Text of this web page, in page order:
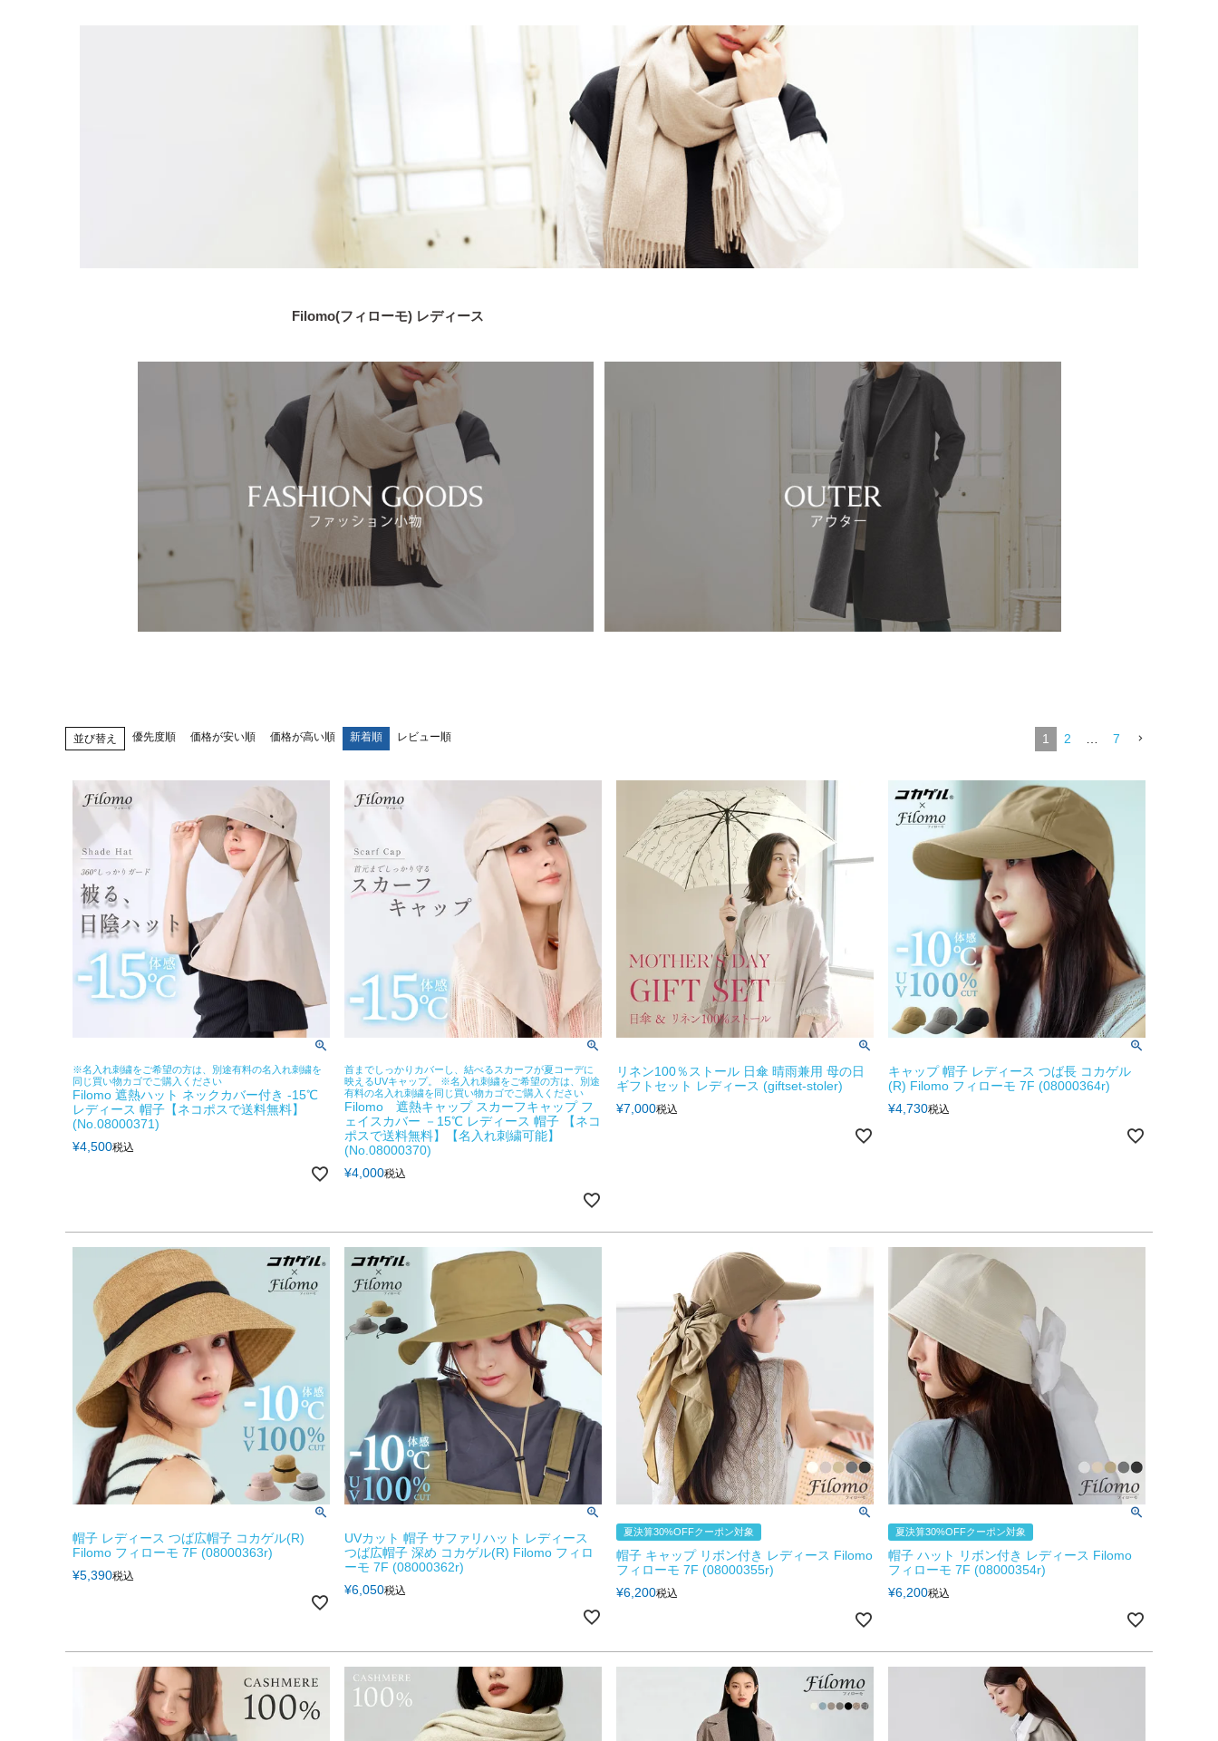
Filomo(フィローモ) レディース
並び替え 優先度順 価格が安い順 価格が高い順 新着順 レビュー順 1 2 7
※名入れ刺繍をご希望の方は、別途有料の名入れ刺繍を
同じ買い物カゴでご購入ください
Filomo 遮熱ハット ネックカバー付き -15℃
レディース 帽子【ネコポスで送料無料】
(No.08000371)
¥4,500税込
首までしっかりカバーし、結べるスカーフが夏コーデに
映えるUVキャップ。 ※名入れ刺繍をご希望の方は、別途
有料の名入れ刺繍を同じ買い物カゴでご購入ください
Filomo 遮熱キャップ スカーフキャップ フ
ェイスカバー －15℃ レディース 帽子 【ネコ
ポスで送料無料】【名入れ刺繍可能】
(No.08000370)
¥4,000税込
リネン100％ストール 日傘 晴雨兼用 母の日
ギフトセット レディース (giftset-stoler)
¥7,000税込
キャップ 帽子 レディース つば長 コカゲル
(R) Filomo フィローモ 7F (08000364r)
¥4,730税込
帽子 レディース つば広帽子 コカゲル(R)
Filomo フィローモ 7F (08000363r)
¥5,390税込
UVカット 帽子 サファリハット レディース
つば広帽子 深め コカゲル(R) Filomo フィロ
ーモ 7F (08000362r)
¥6,050税込
夏決算30%OFFクーポン対象
帽子 キャップ リボン付き レディース Filomo
フィローモ 7F (08000355r)
¥6,200税込
夏決算30%OFFクーポン対象
帽子 ハット リボン付き レディース Filomo
フィローモ 7F (08000354r)
¥6,200税込